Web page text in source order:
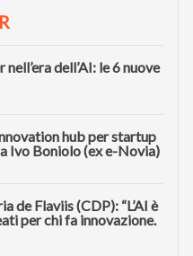
dell’AI: le 6 nuove
hub per startup
Ivo Boniolo (ex e-Novia)
de Flaviis (CDP): “L’AI è
per chi fa innovazione.